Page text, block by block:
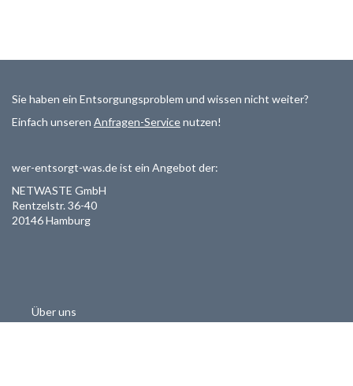
Sie haben ein Entsorgungsproblem und wissen nicht weiter?
Einfach unseren Anfragen-Servicenutzen!
wer-entsorgt-was.de ist ein Angebot der:
NETWASTE GmbH
Rentzelstr. 36-40
20146 Hamburg
Über uns